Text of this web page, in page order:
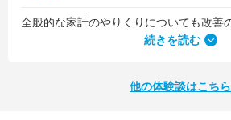
続きを読む
他の体験談はこちら